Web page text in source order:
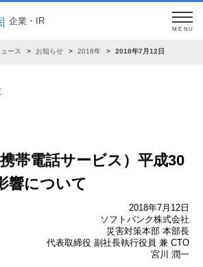
企業・IR
MENU
ュース お知らせ 2018年 2018年7月12日
携帯電話サービス）平成30
響について
2018年7月12日
ソフトバンク株式会社
災害対策本部 本部長
代表取締役 副社長執行役員 兼 CTO
宮川 潤一